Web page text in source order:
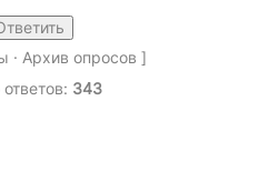
· Архив опросов ]
ответов: 343